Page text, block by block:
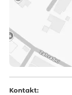
Jarda
Dobrý den,
Eshop,
smutná z
Kontakt: